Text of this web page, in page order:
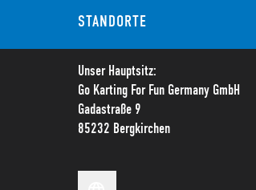
STANDORTE
Unser Hauptsitz:
Go Karting For Fun Germany GmbH
Gadastraße 9
85232 Bergkirchen